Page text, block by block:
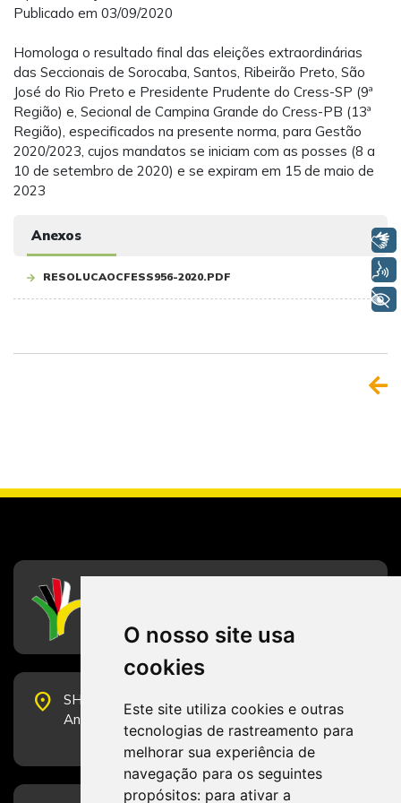
O nosso site usa
cookies
Este site utiliza cookies e outras
tecnologias de rastreamento para
melhorar sua experiência de
navegação para os seguintes
propósitos: para ativar a
Publicado em 03/09/2020
Homologa o resultado final das eleições extraordinárias
das Seccionais de Sorocaba, Santos, Ribeirão Preto, São
José do Rio Preto e Presidente Prudente do Cress-SP (9ª
Região) e, Secional de Campina Grande do Cress-PB (13ª
Região), especificados na presente norma, para Gestão
2020/2023, cujos mandatos se iniciam com as posses (8 a
10 de setembro de 2020) e se expiram em 15 de maio de
2023
Anexos
RESOLUCAOCFESS956-2020.PDF
place
SHS Quadra 6, Bloco E, Complexo Brasil 21, 20º
Andar, Sala 2001 - CEP 70322-915 - Brasília/DF
+ Acessibilidade